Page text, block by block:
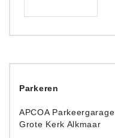
Parkeren
APCOA Parkeergarage
Grote Kerk Alkmaar